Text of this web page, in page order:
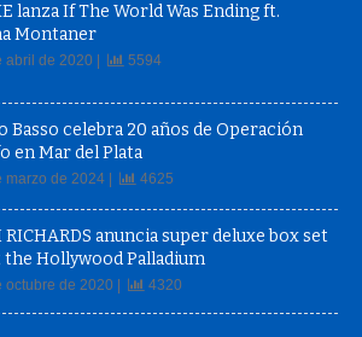
lanza If The World Was Ending ft.
Montaner
de 2020 | 5594
Basso celebra 20 años de Operación
en Mar del Plata
de 2024 | 4625
RICHARDS anuncia super deluxe box set
the Hollywood Palladium
de 2020 | 4320